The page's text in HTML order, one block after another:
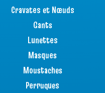
Cravates et Nœuds
Gants
Lunettes
Masques
Moustaches
Perruques